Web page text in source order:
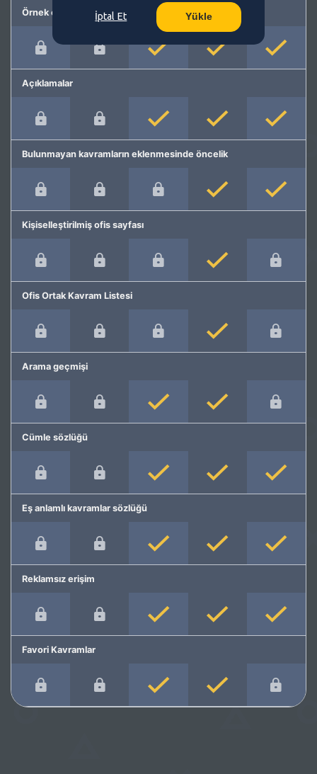
Örnek cümleler
Açıklamalar
Bulunmayan kavramların eklenmesinde öncelik
Kişiselleştirilmiş ofis sayfası
Ofis Ortak Kavram Listesi
Arama geçmişi
Cümle sözlüğü
Eş anlamlı kavramlar sözlüğü
Reklamsız erişim
Favori Kavramlar
İptal Et Yükle